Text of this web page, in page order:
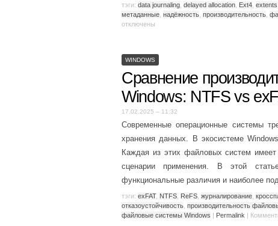
тэги: data journaling delayed allocation Ext4 extents
метаданные надёжность производительность
отключены
WINDOWS
Сравнение
Windows: NTFS vs
17.02.2025 – 11:32
Современные операционные системы
хранения данных. В экосистеме
Каждая из этих файловых систем
сценарии применения. В этой
функциональные различия и наиболее
тэги: exFAT, NTFS ReFS журналирование
отказоустойчивость производительность
файловые системы Windows | Permalink |